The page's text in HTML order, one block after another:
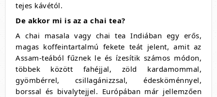
tejes kávétól.
De akkor mi is az a chai tea?
A chai masala vagy chai tea Indiában egy erős,
magas koffeintartalmú fekete teát jelent, amit az
Assam-teából fűznek le és ízesítik számos módon,
többek között fahéjjal, zöld kardamommal,
gyömbérrel, csillagánizzsal, édesköménnyel,
borssal és bivalytejjel. Európában már jellemzően